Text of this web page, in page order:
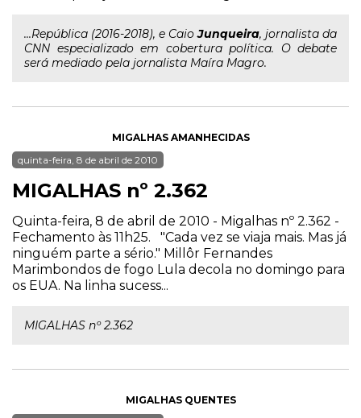
...República (2016-2018), e CaioJunqueira, jornalista da
CNN especializado em cobertura política. O debate
será mediado pela jornalista Maíra Magro.
MIGALHAS AMANHECIDAS
quinta-feira, 8 de abril de 2010
MIGALHAS nº 2.362
Quinta-feira, 8 de abril de 2010 - Migalhas nº 2.362 -
Fechamento às 11h25. "Cada vez se viaja mais. Mas já
ninguém parte a sério." Millôr Fernandes
Marimbondos de fogo Lula decola no domingo para
os EUA. Na linha sucess...
MIGALHAS nº 2.362
MIGALHAS QUENTES